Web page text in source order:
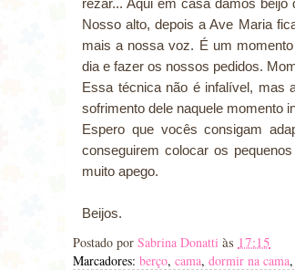
Nosso alto, depois a Ave Maria
mais a nossa voz. É um
dia e fazer os nossos pedidos.
Essa técnica não é infalível, mas
sofrimento dele naquele momento
Espero que vocês consigam
conseguirem colocar os
muito apego.
Beijos.
Postado por Sabrina Donatti às 17:15
Marcadores: berço, cama, dormir na cama,